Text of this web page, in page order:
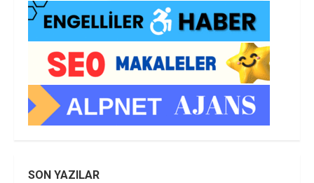
SON YAZILAR